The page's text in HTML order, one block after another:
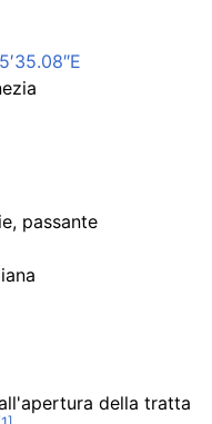
passante
della tratta